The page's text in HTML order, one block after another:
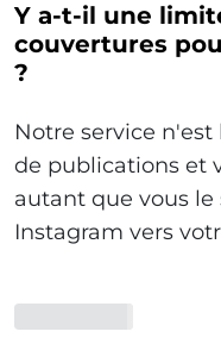
Y a-t-il une
couvertures
?
Notre service
de publications et
autant que vous
Instagram vers